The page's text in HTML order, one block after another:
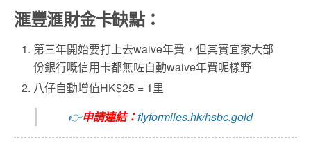
滙豐滙財金卡缺點：
第三年開始要打上去waive年費，但其實宜家大部
份銀行嘅信用卡都無咗自動waive年費呢樣野
八仔自動增值HK$25 = 1里
👉申請連結：flyformiles.hk/hsbc.gold